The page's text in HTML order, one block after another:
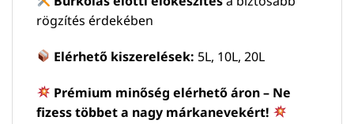
rögzítés érdekében
Elérhető kiszerelések: 5L, 10L, 20L
Prémium minőség elérhető áron – Ne
fizess többet a nagy márkanevekért!